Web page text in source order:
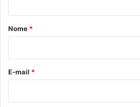
r
*
Nome *
E-mail *